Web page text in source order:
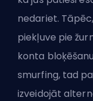
nedariet.
piekļuve pie
konta
smurfing, tad
izveidojāt